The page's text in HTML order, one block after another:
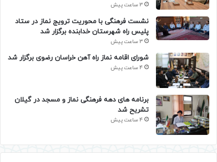
3 ساعت پیش
نشست فرهنگی با محوریت ترویج نماز در ستاد
پلیس راه شهرستان خدابنده برگزار شد
3 ساعت پیش
شورای اقامه نماز راه آهن خراسان رضوی برگزار شد
4 ساعت پیش
برنامه های دهه فرهنگی نماز و مسجد در گیلان
تشریح شد
4 ساعت پیش